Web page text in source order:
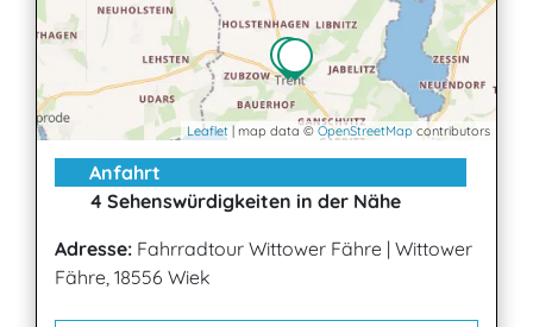
Leaflet | map data © OpenStreetMap contributors
Anfahrt
4 Sehenswürdigkeiten in der Nähe
Adresse: Fahrradtour Wittower Fähre | Wittower
Fähre, 18556 Wiek